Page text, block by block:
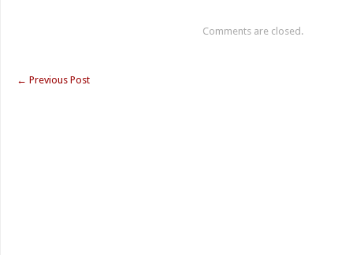
Comments are closed.
← Previous Post